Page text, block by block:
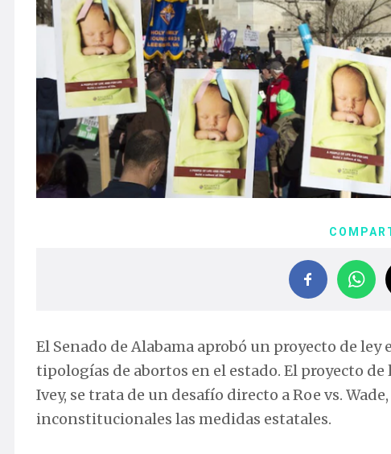
El Senado de Alabama aprobó un proyecto de
tipologías de abortos en el estado. El proyecto
Ivey, se trata de un desafío directo a Roe vs.
inconstitucionales las medidas estatales.